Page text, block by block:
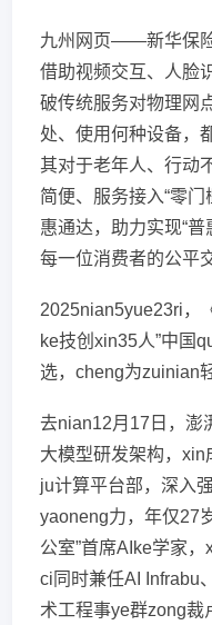
九州网页——新华保险
借助视频交互、人脸
破传统服务对物理网
处、使用何种设备，
其对于老年人、行动
简便、服务接入“零
惠通达，助力实现“
每一位消费者的公平
2025nian5yue23ri，
ke技创xin35人”中国
选，cheng为zuinian
去nian12月17日，澎
大模型研发架构，xin
ju计算平台部，深入
yaoneng力，年仅27
公室”首席AIke学家
ci同时兼任AI Infrabu
术工程事ye群zong裁